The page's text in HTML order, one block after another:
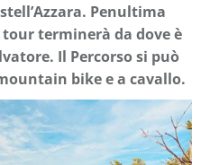
Penultima
terminerà da dove è
Il Percorso si può
bike e a cavallo.